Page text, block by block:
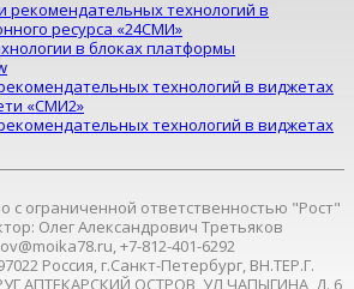
технологий в
ресурса «24СМИ»
в блоках платформы
технологий в виджетах
«СМИ2»
технологий в виджетах
с ограниченной ответственностью "Рост"
Олег Александрович Третьяков
+7-812-401-6292
Россия, г.Санкт-Петербург, ВН.ТЕР.Г.
АПТЕКАРСКИЙ ОСТРОВ, УЛ ЧАПЫГИНА, Д. 6